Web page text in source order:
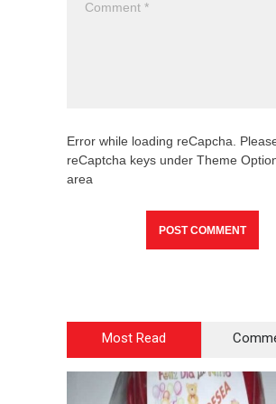
Error while loading reCapcha.
reCaptcha keys under Theme
area
Most Read